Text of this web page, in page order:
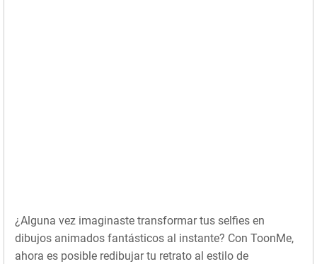
¿Alguna vez imaginaste transformar tus selfies en
dibujos animados fantásticos al instante? Con ToonMe,
ahora es posible redibujar tu retrato al estilo de